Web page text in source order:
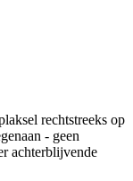
rechtstreeks op
- geen
achterblijvende